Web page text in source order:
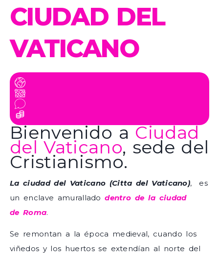
CIUDAD DEL
VATICANO
Bienvenido aCiudad
del Vaticano, sede del
Cristianismo.
La ciudad del Vaticano (Citta del Vaticano), es
un enclave amuralladodentro de la ciudad
de Roma.
Se remontan a la época medieval, cuando los
viñedos y los huertos se extendían al norte del